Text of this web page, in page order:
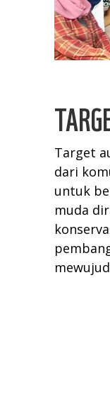
Target
dari
untuk
muda